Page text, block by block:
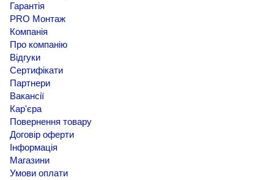
Гарантія
PRO Монтаж
Компанія
Про компанію
Відгуки
Сертифікати
Партнери
Вакансії
Кар'єра
Повернення товару
Договір оферти
Інформація
Магазини
Умови оплати